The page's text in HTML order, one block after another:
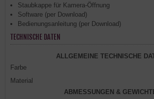
Staubkappe für Kamera-Öffnung
Software (per Download)
Bedienungsanleitung (per Download)
TECHNISCHE DATEN
ALLGEMEINE TECHNISCHE
Farbe
Material
ABMESSUNGEN &